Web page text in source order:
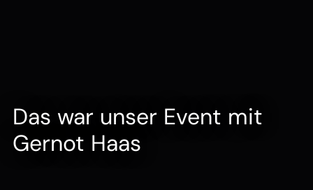
Das war unser Event mit
Gernot Haas